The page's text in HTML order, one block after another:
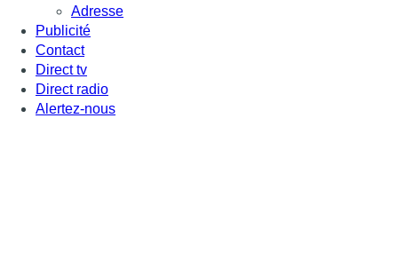
Adresse
Publicité
Contact
Direct tv
Direct radio
Alertez-nous